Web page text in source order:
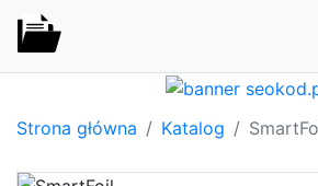
Strona główna Katalog